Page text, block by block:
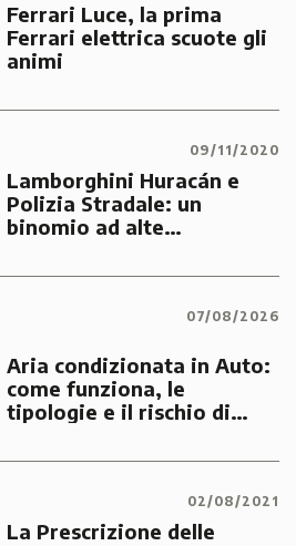
Ferrari Luce, la prima
Ferrari elettrica scuote gli
animi
09/11/2020
Lamborghini Huracán e
Polizia Stradale: un
binomio ad alte
emergenze dei cittadini
07/08/2026
Aria condizionata in Auto:
come funziona, le
tipologie e il rischio di
02/08/2021
La Prescrizione delle